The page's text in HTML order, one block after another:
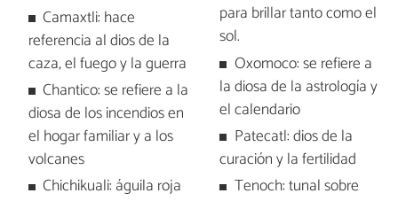
Camaxtli: hace
referencia al dios de la
caza, el fuego y la guerra
Chantico: se refiere a la
diosa de los incendios en
el hogar familiar y a los
volcanes
Chichikuali: águila roja
para brillar tanto como el
sol.
Oxomoco: se refiere a
la diosa de la astrología y
el calendario
Patecatl: dios de la
curación y la fertilidad
Tenoch: tunal sobre